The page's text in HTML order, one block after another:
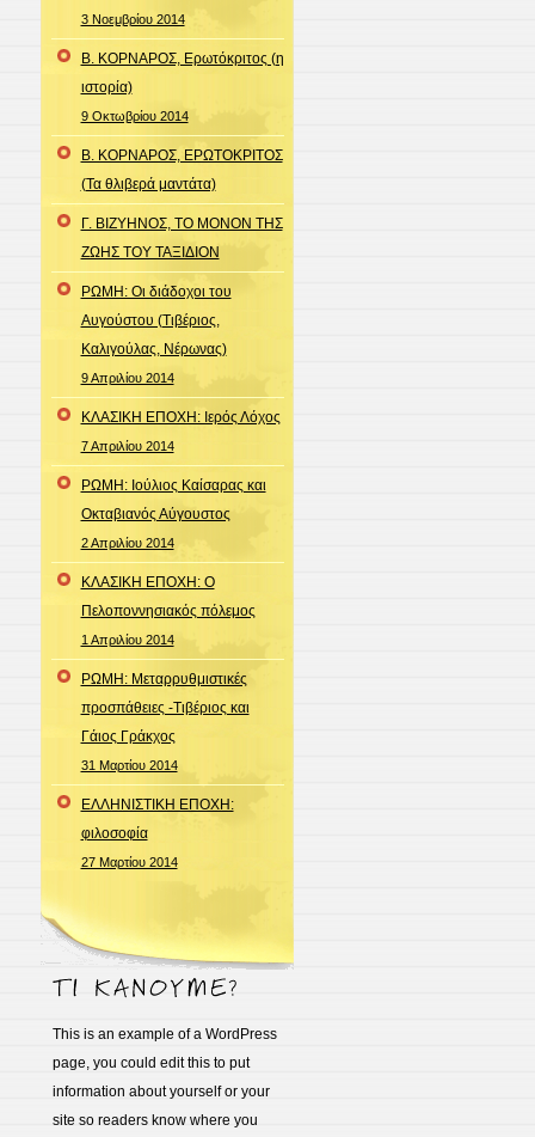
3 Νοεμβρίου 2014
Β. ΚΟΡΝΑΡΟΣ, Ερωτόκριτος (η
ιστορία)
9 Οκτωβρίου 2014
Β. ΚΟΡΝΑΡΟΣ, ΕΡΩΤΟΚΡΙΤΟΣ
(Τα θλιβερά μαντάτα)
Γ. ΒΙΖΥΗΝΟΣ, ΤΟ ΜΟΝΟΝ ΤΗΣ
ΖΩΗΣ ΤΟΥ ΤΑΞΙΔΙΟΝ
ΡΩΜΗ: Οι διάδοχοι του
Αυγούστου (Τιβέριος,
Καλιγούλας, Νέρωνας)
9 Απριλίου 2014
ΚΛΑΣΙΚΗ ΕΠΟΧΗ: Ιερός Λόχος
7 Απριλίου 2014
ΡΩΜΗ: Ιούλιος Καίσαρας και
Οκταβιανός Αύγουστος
2 Απριλίου 2014
ΚΛΑΣΙΚΗ ΕΠΟΧΗ: Ο
Πελοποννησιακός πόλεμος
1 Απριλίου 2014
ΡΩΜΗ: Μεταρρυθμιστικές
προσπάθειες -Τιβέριος και
Γάιος Γράκχος
31 Μαρτίου 2014
ΕΛΛΗΝΙΣΤΙΚΗ ΕΠΟΧΗ:
φιλοσοφία
27 Μαρτίου 2014
This is an example of a WordPress
page, you could edit this to put
information about yourself or your
site so readers know where you